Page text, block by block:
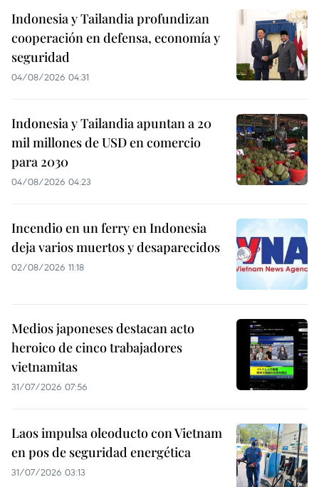
Indonesia y Tailandia profundizan
cooperación en defensa, economía y
seguridad
04/08/2026 04:31
Indonesia y Tailandia apuntan a 20
mil millones de USD en comercio
para 2030
04/08/2026 04:23
Incendio en un ferry en Indonesia
deja varios muertos y desaparecidos
02/08/2026 11:18
Medios japoneses destacan acto
heroico de cinco trabajadores
vietnamitas
31/07/2026 07:56
Laos impulsa oleoducto con Vietnam
en pos de seguridad energética
31/07/2026 03:13